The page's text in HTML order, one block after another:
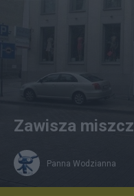
Zawisza miszcz
Panna Wodzianna